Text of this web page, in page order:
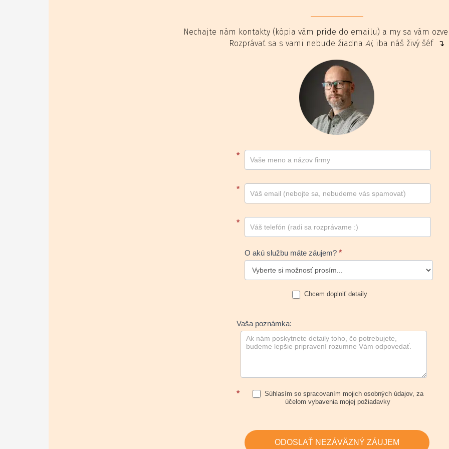
Nechajte nám kontakty (kópia vám príde do emailu) a my sa vám
Rozprávať sa s vami nebude žiadna Ai, iba náš živý šéf ↴
Kontakt
footer
*
*
*
O akú službu máte záujem? *
Chcem doplniť detaily
Vaša poznámka:
*
Súhlasím so spracovaním mojich osobných údajov, za
účelom vybavenia mojej požiadavky
ODOSLAŤ NEZÁVÄZNÝ ZÁUJEM